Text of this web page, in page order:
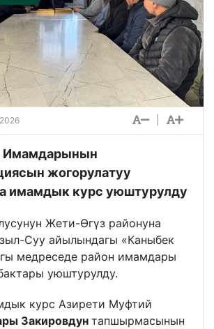
Имамдарынын
жогорулатуу
имамдык курс уюштурулду
Жети-Өгүз районуна
Суу айылындагы «Каныбек
медреседе район имамдары
уюштурулду.
курс Азирети Муфтий
Закировдун тапшырмасынын